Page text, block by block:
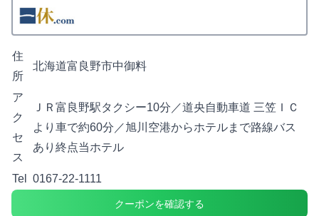
住
所
北海道富良野市中御料
ア
ク
セ
ス
ＪＲ富良野駅タクシー10分／道央自動車道 三笠ＩＣ
より車で約60分／旭川空港からホテルまで路線バス
あり終点当ホテル
Tel 0167-22-1111
クーポンを確認する